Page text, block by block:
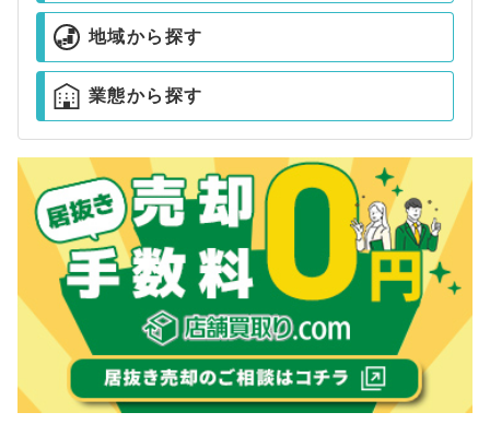
地域から探す
業態から探す